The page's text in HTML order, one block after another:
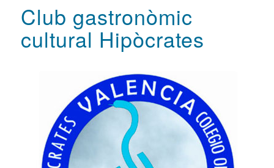
Club gastronòmic
cultural Hipòcrates